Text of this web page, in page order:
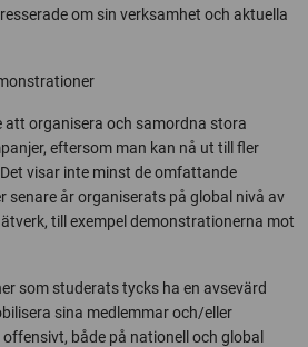
om sin verksamhet och aktuella
att organisera och samordna stora
eftersom man kan nå ut till fler
visar inte minst de omfattande
senare år organiserats på global nivå av
till exempel demonstrationerna mot
som studerats tycks ha en avsevärd
sina medlemmar och/eller
både på nationell och global